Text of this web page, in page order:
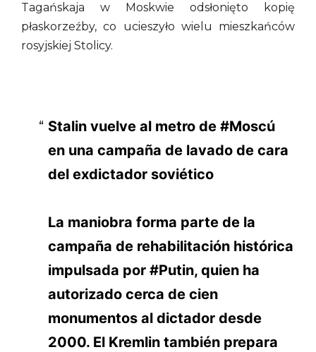
Tagańskaja w Moskwie odsłonięto kopię
płaskorzeźby, co ucieszyło wielu mieszkańców
rosyjskiej Stolicy.
Stalin vuelve al metro de #Moscú
en una campaña de lavado de cara
del exdictador soviético
La maniobra forma parte de la
campaña de rehabilitación histórica
impulsada por #Putin, quien ha
autorizado cerca de cien
monumentos al dictador desde
2000. El Kremlin también prepara